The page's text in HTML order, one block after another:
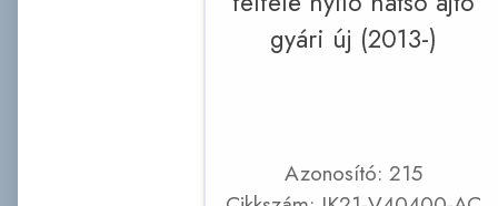
gyári új (2013-)
Azonosító: 215